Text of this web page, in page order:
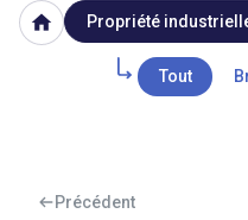
Avocats à
Leader en droit de
home Propriété
Tout
Précédent